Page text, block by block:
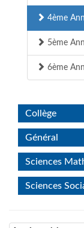
4ème
5ème
6ème
Collège
Général
Sciences
Sciences